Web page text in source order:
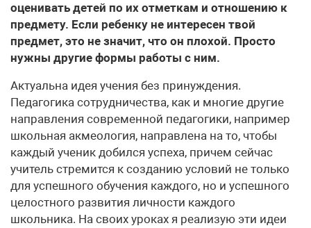
оценивать детей по их отметкам и отношению к
предмету. Если ребенку не интересен твой
предмет, это не значит, что он плохой. Просто
нужны другие формы работы с ним.
Актуальна идея учения без принуждения.
Педагогика сотрудничества, как и многие другие
направления современной педагогики, например
школьная акмеология, направлена на то, чтобы
каждый ученик добился успеха, причем сейчас
учитель стремится к созданию условий не только
для успешного обучения каждого, но и успешного
целостного развития личности каждого
школьника. На своих уроках я реализую эти идеи